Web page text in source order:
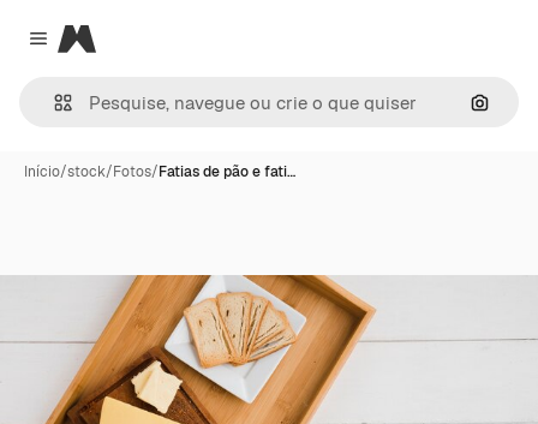
Close menu
Magnific
Início/stock/Fotos/Fatias de pão e fati…